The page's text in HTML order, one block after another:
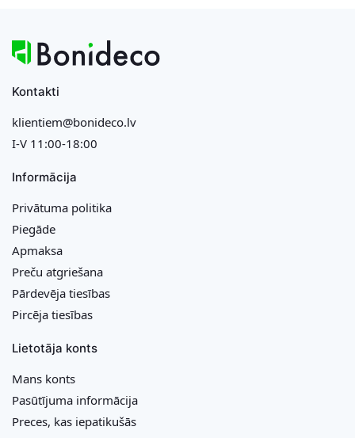
Kontakti
klientiem@bonideco.lv
I-V 11:00-18:00
Informācija
Privātuma politika
Piegāde
Apmaksa
Preču atgriešana
Pārdevēja tiesības
Pircēja tiesības
Lietotāja konts
Mans konts
Pasūtījuma informācija
Preces, kas iepatikušās